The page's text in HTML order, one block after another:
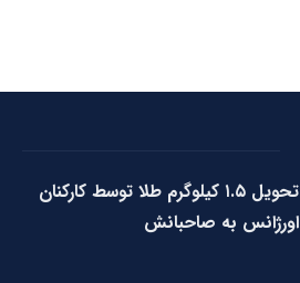
تحویل ۱.۵ کیلوگرم طلا توسط کارکنان
اورژانس به صاحبانش